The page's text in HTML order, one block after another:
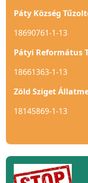
Páty Község
18690761-1-13
Pátyi Református
18661363-1-13
Zöld Sziget
18145869-1-13